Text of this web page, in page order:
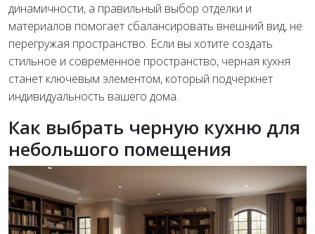
динамичности, а правильный выбор отделки и
материалов помогает сбалансировать внешний вид, не
перегружая пространство. Если вы хотите создать
стильное и современное пространство, черная кухня
станет ключевым элементом, который подчеркнет
индивидуальность вашего дома.
Как выбрать черную кухню для
небольшого помещения